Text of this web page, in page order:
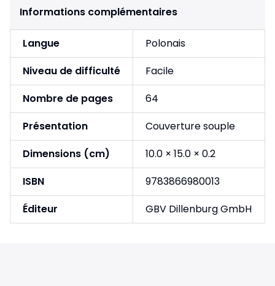
Informations complémentaires
Langue
Polonais
Niveau de difficulté
Facile
Nombre de pages
64
Présentation
Couverture souple
Dimensions (cm)
10.0 × 15.0 × 0.2
ISBN
9783866980013
Éditeur
GBV Dillenburg GmbH